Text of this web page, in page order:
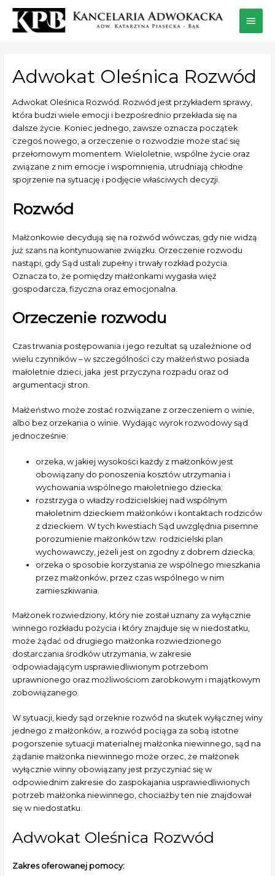
Adwokat Oleśnica Rozwód
Adwokat Oleśnica Rozwód. Rozwód jest przykładem sprawy,
która budzi wiele emocji i bezpośrednio przekłada się na
dalsze życie. Koniec jednego, zawsze oznacza początek
czegoś nowego, a orzeczenie o rozwodzie może stać się
przełomowym momentem. Wieloletnie, wspólne życie oraz
związane z nim emocje i wspomnienia, utrudniają chłodne
spojrzenie na sytuację i podjęcie właściwych decyzji.
Rozwód
Małżonkowie decydują się na rozwód wówczas, gdy nie widzą
już szans na kontynuowanie związku. Orzeczenie rozwodu
nastąpi, gdy Sąd ustali zupełny i trwały rozkład pożycia.
Oznacza to, że pomiędzy małżonkami wygasła więź
gospodarcza, fizyczna oraz emocjonalna.
Orzeczenie rozwodu
Czas trwania postępowania i jego rezultat są uzależnione od
wielu czynników – w szczególności czy małżeństwo posiada
małoletnie dzieci, jaka jest przyczyna rozpadu oraz od
argumentacji stron.
Małżeństwo może zostać rozwiązane z orzeczeniem o winie,
albo bez orzekania o winie. Wydając wyrok rozwodowy sąd
jednocześnie:
orzeka, w jakiej wysokości każdy z małżonków jest
obowiązany do ponoszenia kosztów utrzymania i
wychowania wspólnego małoletniego dziecka;
rozstrzyga o władzy rodzicielskiej nad wspólnym
małoletnim dzieckiem małżonków i kontaktach rodziców
z dzieckiem. W tych kwestiach Sąd uwzględnia pisemne
porozumienie małżonków tzw. rodzicielski plan
wychowawczy, jeżeli jest on zgodny z dobrem dziecka;
orzeka o sposobie korzystania ze wspólnego mieszkania
przez małżonków, przez czas wspólnego w nim
zamieszkiwania.
Małżonek rozwiedziony, który nie został uznany za wyłącznie
winnego rozkładu pożycia i który znajduje się w niedostatku,
może żądać od drugiego małżonka rozwiedzionego
dostarczania środków utrzymania, w zakresie
odpowiadającym usprawiedliwionym potrzebom
uprawnionego oraz możliwościom zarobkowym i majątkowym
zobowiązanego.
W sytuacji, kiedy sąd orzeknie rozwód na skutek wyłącznej winy
jednego z małżonków, a rozwód pociąga za sobą istotne
pogorszenie sytuacji materialnej małżonka niewinnego, sąd na
żądanie małżonka niewinnego może orzec, że małżonek
wyłącznie winny obowiązany jest przyczyniać się w
odpowiednim zakresie do zaspokajania usprawiedliwionych
potrzeb małżonka niewinnego, chociażby ten nie znajdował
się w niedostatku.
Adwokat Oleśnica Rozwód
Zakres oferowanej pomocy: